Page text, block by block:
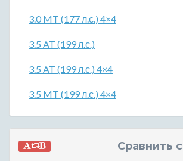
3.0 MT (177 л.с.) 4×4
3.5 AT (199 л.с.)
3.5 AT (199 л.с.) 4×4
3.5 MT (199 л.с.) 4×4
Сравнить с